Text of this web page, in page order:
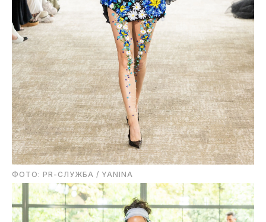
ФОТО: PR-СЛУЖБА / YANINA